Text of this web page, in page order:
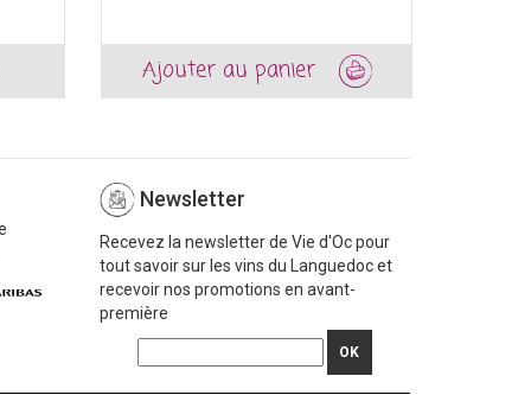
Ajouter au panier
Newsletter
Recevez la newsletter de Vie d'Oc pour
tout savoir sur les vins du Languedoc et
recevoir nos promotions en avant-
première
OK